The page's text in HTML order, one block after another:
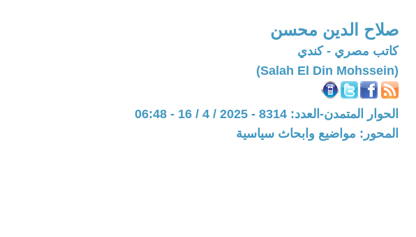
صلاح الدين محسن
كاتب مصري - كندي
(Salah El Din Mohssein‏)
الحوار المتمدن-العدد: 8314 - 2025 / 4 / 16 - 06:48
المحور: مواضيع وابحاث سياسية